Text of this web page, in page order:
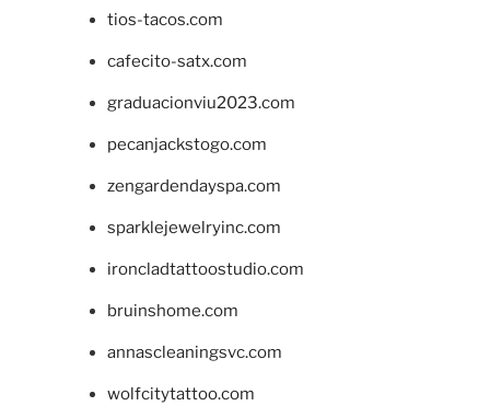
tios-tacos.com
cafecito-satx.com
graduacionviu2023.com
pecanjackstogo.com
zengardendayspa.com
sparklejewelryinc.com
ironcladtattoostudio.com
bruinshome.com
annascleaningsvc.com
wolfcitytattoo.com